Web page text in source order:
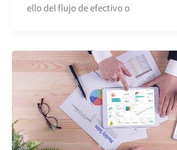
ello del flujo de efectivo o